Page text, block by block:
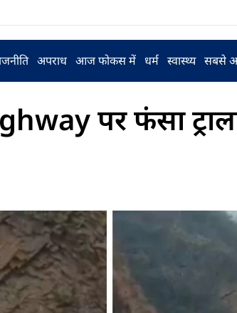
अपराध आज फोकस में धर्म स्वास्थ्य सबसे
पर फंसा